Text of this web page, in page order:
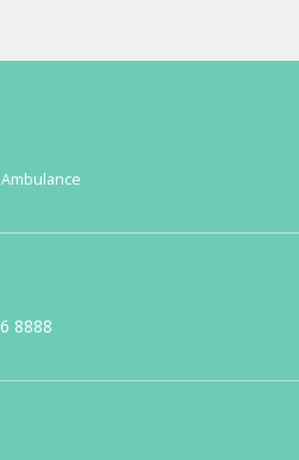
8888